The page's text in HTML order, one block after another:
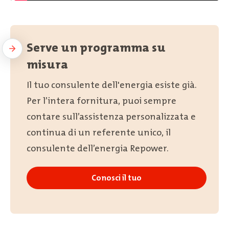
Serve un programma su
misura
Il tuo consulente dell'energia esiste già.
Per l’intera fornitura, puoi sempre
contare sull’assistenza personalizzata e
continua di un referente unico, il
consulente dell’energia Repower.
Conosci il tuo